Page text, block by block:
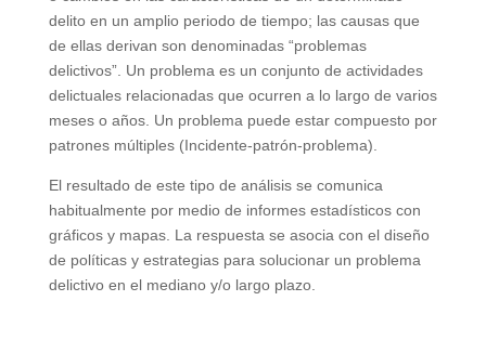
delito en un amplio periodo de tiempo; las causas que
de ellas derivan son denominadas “problemas
delictivos”. Un problema es un conjunto de actividades
delictuales relacionadas que ocurren a lo largo de varios
meses o años. Un problema puede estar compuesto por
patrones múltiples (Incidente-patrón-problema).
El resultado de este tipo de análisis se comunica
habitualmente por medio de informes estadísticos con
gráficos y mapas. La respuesta se asocia con el diseño
de políticas y estrategias para solucionar un problema
delictivo en el mediano y/o largo plazo.